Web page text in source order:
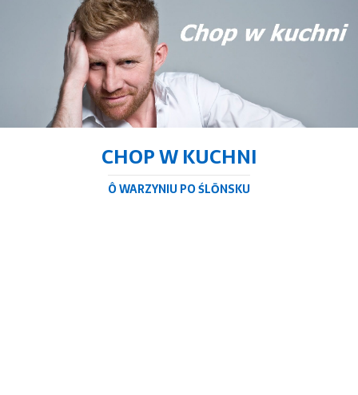
CHOP W KUCHNI
Ô WARZYNIU PO ŚLŌNSKU